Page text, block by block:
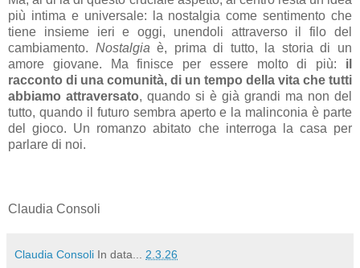
più intima e universale: la nostalgia come sentimento che
tiene insieme ieri e oggi, unendoli attraverso il filo del
cambiamento. Nostalgia è, prima di tutto, la storia di un
amore giovane. Ma finisce per essere molto di più: il
racconto di una comunità, di un tempo della vita che tutti
abbiamo attraversato, quando si è già grandi ma non del
tutto, quando il futuro sembra aperto e la malinconia è parte
del gioco. Un romanzo abitato che interroga la casa per
parlare di noi.
Claudia Consoli
Claudia Consoli In data... 2.3.26